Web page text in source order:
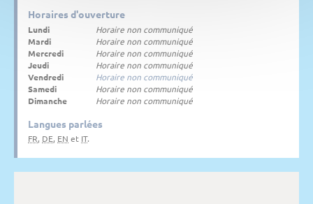
Horaires d'ouverture
Lundi
Horaire non communiqué
Mardi
Horaire non communiqué
Mercredi
Horaire non communiqué
Jeudi
Horaire non communiqué
Vendredi
Horaire non communiqué
Samedi
Horaire non communiqué
Dimanche
Horaire non communiqué
Langues parlées
FR, DE, EN et IT.